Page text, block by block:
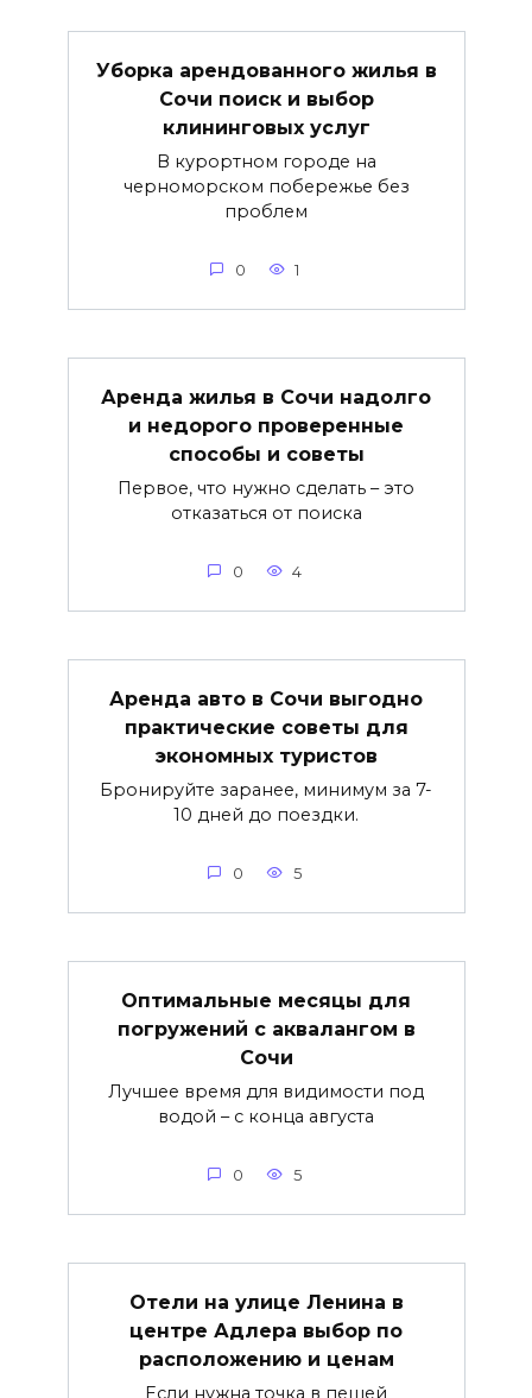
Уборка арендованного жилья в
Сочи поиск и выбор
клининговых услуг
В курортном городе на
черноморском побережье без
проблем
0 1
Аренда жилья в Сочи надолго
и недорого проверенные
способы и советы
Первое, что нужно сделать – это
отказаться от поиска
0 4
Аренда авто в Сочи выгодно
практические советы для
экономных туристов
Бронируйте заранее, минимум за 7-
10 дней до поездки.
0 5
Оптимальные месяцы для
погружений с аквалангом в
Сочи
Лучшее время для видимости под
водой – с конца августа
0 5
Отели на улице Ленина в
центре Адлера выбор по
расположению и ценам
Если нужна точка в пешей